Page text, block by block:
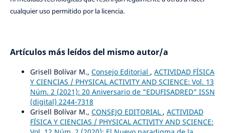
cualquier uso permitido por la licencia.
Artículos más leídos del mismo autor/a
Grisell Bolívar M., Consejo Editorial , ACTIVIDAD FÍSICA
Y CIENCIAS / PHYSICAL ACTIVITY AND SCIENCE: Vol. 13
Núm. 2 (2021): 20 Aniversario de "EDUFISADRED" ISSN
(digital) 2244-7318
Grisell Bolívar M., CONSEJO EDITORIAL , ACTIVIDAD
FÍSICA Y CIENCIAS / PHYSICAL ACTIVITY AND SCIENCE: